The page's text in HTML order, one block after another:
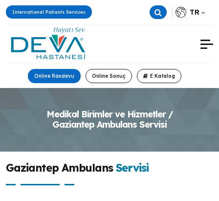
International Patients Services TR
Online Randevu Online Sonuç E Katalog
Medikal Birimler ve Hizmetler /
Gaziantep Ambulans Servisi
Gaziantep AmbulansServisi